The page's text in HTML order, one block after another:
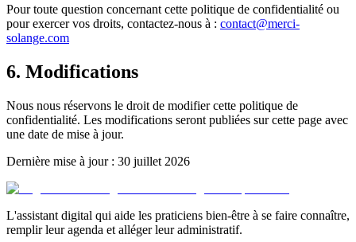
Pour toute question concernant cette politique de confidentialité ou
pour exercer vos droits, contactez-nous à : contact@merci-
solange.com
6. Modifications
Nous nous réservons le droit de modifier cette politique de
confidentialité. Les modifications seront publiées sur cette page avec
une date de mise à jour.
Dernière mise à jour : 30 juillet 2026
L'assistant digital qui aide les praticiens bien-être à se faire connaître,
remplir leur agenda et alléger leur administratif.